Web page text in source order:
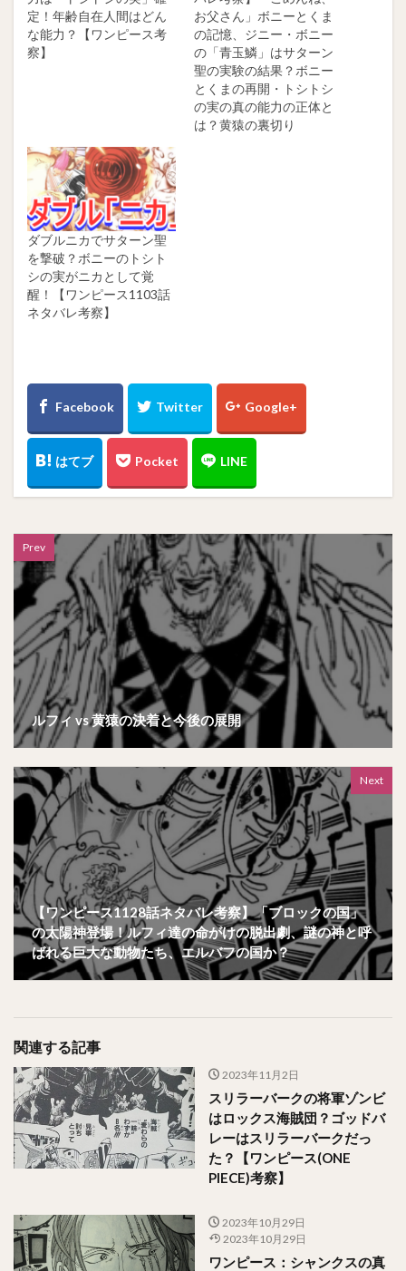
定！年齢自在人間はどん
な能力？【ワンピース考
察】
お父さん」ボニーとくま
の記憶、ジニー・ボニー
の「青玉鱗」はサターン
聖の実験の結果？ボニー
とくまの再開・トシトシ
の実の真の能力の正体と
は？黄猿の裏切り
ダブルニカでサターン聖
を撃破？ボニーのトシト
シの実がニカとして覚
醒！【ワンピース1103話
ネタバレ考察】
Prev
ルフィ vs 黄猿の決着と今後の展開
Next
【ワンピース1128話ネタバレ考察】「ブロックの国」
の太陽神登場！ルフィ達の命がけの脱出劇、謎の神と呼
ばれる巨大な動物たち、エルバフの国か？
関連する記事
2023年11月2日
スリラーバークの将軍ゾンビ
はロックス海賊団？ゴッドバ
レーはスリラーバークだっ
た？【ワンピース(ONE
PIECE)考察】
2023年10月29日
2023年10月29日
ワンピース：シャンクスの真